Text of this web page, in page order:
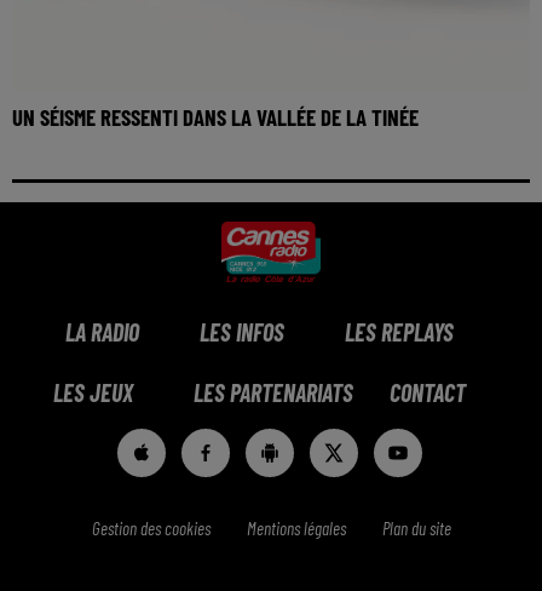
UN SÉISME RESSENTI DANS LA VALLÉE DE LA TINÉE
LA RADIO LES INFOS LES REPLAYS
LES JEUX LES PARTENARIATS CONTACT
Gestion des cookies Mentions légales Plan du site